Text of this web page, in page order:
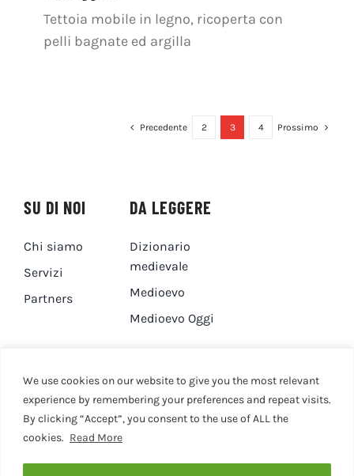
We use cookies on our website to give you the most relevant
experience by remembering your preferences and repeat visits.
By clicking “Accept”, you consent to the use of ALL the
cookies. Read More
Tettoia mobile in legno, ricoperta con
pelli bagnate ed argilla
Precedente 2 3 4 Prossimo
SU DI NOI
Chi siamo
Servizi
Partners
DA LEGGERE
Dizionario
medievale
Medioevo
Medioevo Oggi
DA GUARDARE
Canale YouTube
CONTATTI
Contatti